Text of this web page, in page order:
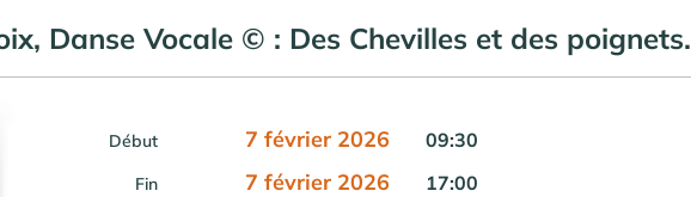
Danse Vocale © : Des Chevilles et des poignets.
Début 7 février 2026 09:30
Fin 7 février 2026 17:00